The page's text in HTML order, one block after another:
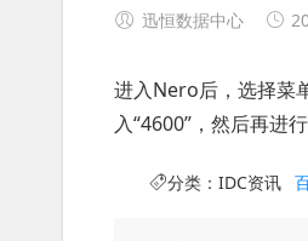
迅恒数据中心
进入Nero后，选择菜
入“4600”，然后再进
分类： IDC资讯